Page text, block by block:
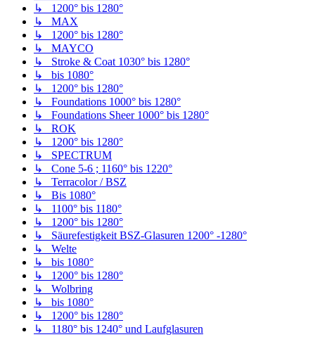
↳ 1200° bis 1280°
↳ MAX
↳ 1200° bis 1280°
↳ MAYCO
↳ Stroke & Coat 1030° bis 1280°
↳ bis 1080°
↳ 1200° bis 1280°
↳ Foundations 1000° bis 1280°
↳ Foundations Sheer 1000° bis 1280°
↳ ROK
↳ 1200° bis 1280°
↳ SPECTRUM
↳ Cone 5-6 ; 1160° bis 1220°
↳ Terracolor / BSZ
↳ Bis 1080°
↳ 1100° bis 1180°
↳ 1200° bis 1280°
↳ Säurefestigkeit BSZ-Glasuren 1200° -1280°
↳ Welte
↳ bis 1080°
↳ 1200° bis 1280°
↳ Wolbring
↳ bis 1080°
↳ 1200° bis 1280°
↳ 1180° bis 1240° und Laufglasuren